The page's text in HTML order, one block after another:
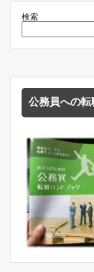
検索
公務員への転